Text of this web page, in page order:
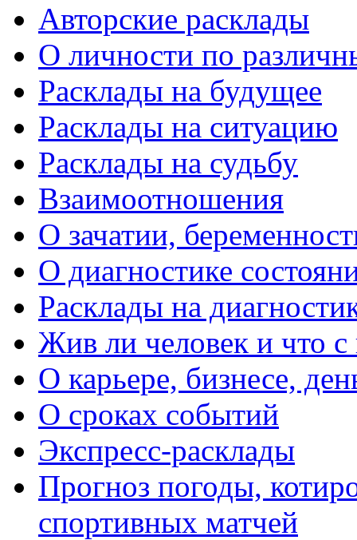
Авторские расклады
О личности по
Расклады на будущее
Расклады на ситуацию
Расклады на судьбу
Взаимоотношения
О зачатии,
О диагностике
Расклады на
Жив ли человек и что
О карьере, бизнесе,
О сроках событий
Экспресс-расклады
Прогноз погоды,
спортивных матчей